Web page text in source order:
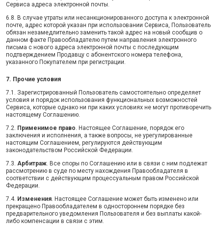
Сервиса адреса электронной почты.
6.8. В случае утраты или несанкционированного доступа к электронной
почте, адрес которой указан при использовании Сервиса, Пользователь
обязан незамедлительно заменить такой адрес на новый сообщив о
данном факте Правообладателю путем направления электронного
письма с нового адреса электронной почты с последующим
подтверждением Продавцу с абонентского номера телефона,
указанного Покупателем при регистрации.
7. Прочие условия
7.1. Зарегистрированный Пользователь самостоятельно определяет
условия и порядок использования функциональных возможностей
Сервиса, которые однако ни при каких условиях не могут противоречить
настоящему Соглашению.
7.2. Применимое право. Настоящее Соглашение, порядок его
заключения и исполнения, а также вопросы, не урегулированные
настоящим Соглашением, регулируются действующим
законодательством Российской Федерации.
7.3. Арбитраж. Все споры по Соглашению или в связи с ним подлежат
рассмотрению в суде по месту нахождения Правообладателя в
соответствии с действующим процессуальным правом Российской
Федерации.
7.4. Изменения. Настоящее Соглашение может быть изменено или
прекращено Правообладателем в одностороннем порядке без
предварительного уведомления Пользователя и без выплаты какой-
либо компенсации в связи с этим.